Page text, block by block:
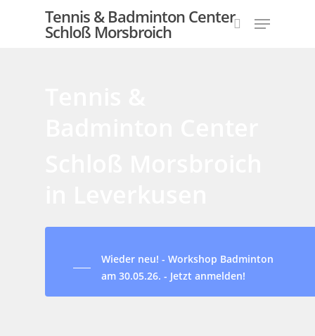
Tennis & Badminton Center
Schloß Morsbroich
Wieder neu! - Workshop Badminton
am 30.05.26. - Jetzt anmelden!